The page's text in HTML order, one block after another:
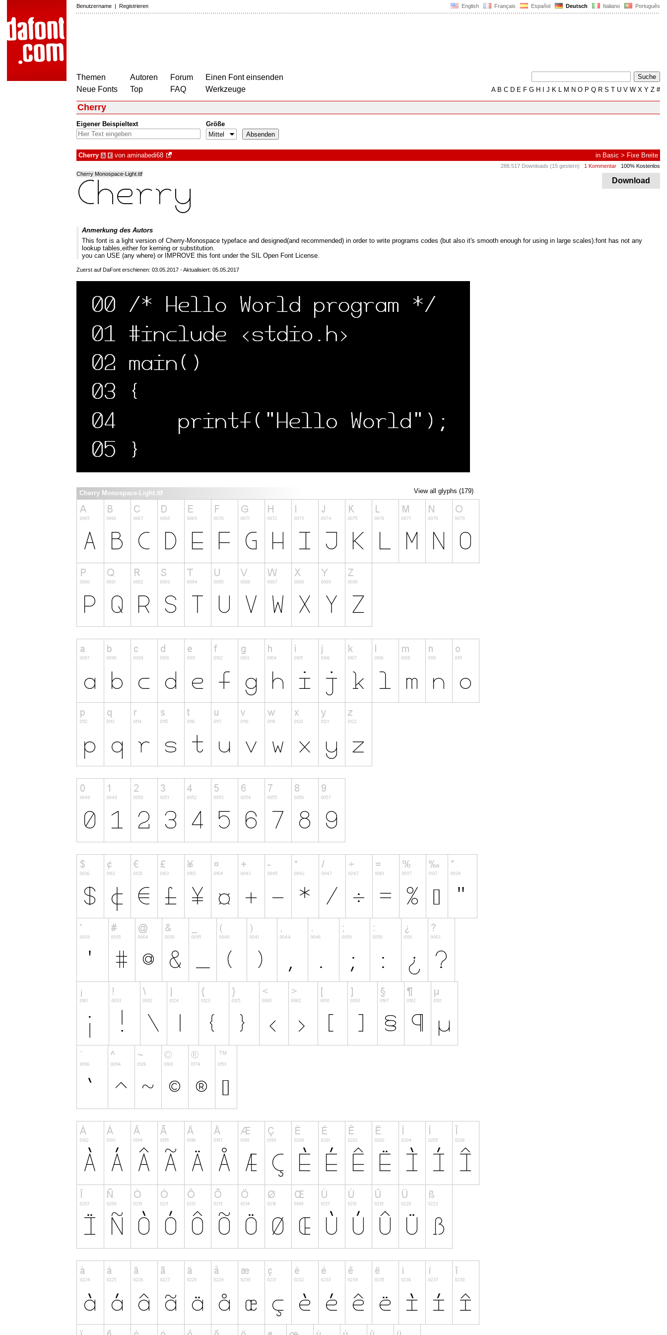
English Français Español Deutsch Italiano Português
Benutzername | Registrieren
Themen
Neue Fonts
Autoren
Top
Forum
FAQ
Einen Font einsenden
Werkzeuge
AB C D E F G H J K L M N O P Q R S T U V W X Y Z #
Cherry
Eigener Beispieltext Größe
Cherry à € von aminabedi68 in Basic > Fixe Breite
286.517 Downloads (15 gestern) 1 Kommentar 100% Kostenlos
Download
Cherry Monospace-Light.ttf
Anmerkung des Autors
This font is a light version of Cherry-Monospace typeface and designed(and recommended) in order to write programs codes (but also it's smooth enough for using in large scales).font has not any
lookup tables,either for kerning or substitution.
you can USE (any where) or IMPROVE this font under the SIL Open Font License.
Zuerst auf DaFont erschienen: 03.05.2017 - Aktualisiert: 05.05.2017
View all glyphs (179)
Cherry Monospace-Light.ttf